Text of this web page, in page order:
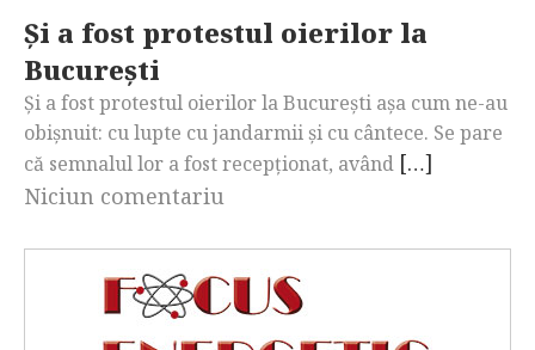
Și a fost protestul oierilor la
București
Și a fost protestul oierilor la București așa cum ne-au
obișnuit: cu lupte cu jandarmii și cu cântece. Se pare
că semnalul lor a fost recepționat, având […]
Niciun comentariu